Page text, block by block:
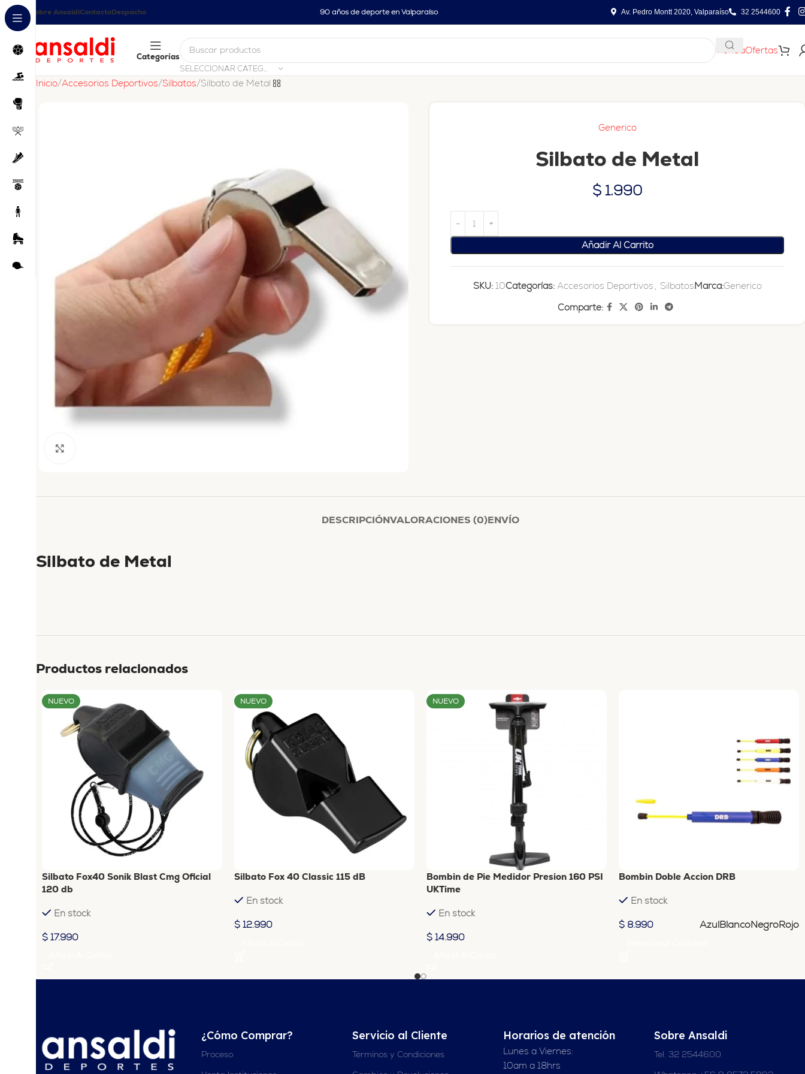
Sobre AnsaldiContactoDespacho 90 años de deporte en Valparaíso Av. Pedro Montt 2020, Valparaíso 32 2544600
Categorías
SELECCIONAR CATEGORÍA
TiendaOfertas
Inicio Accesorios Deportivos Silbatos Silbato de Metal
Generico
Silbato de Metal
$ 1.990
Añadir Al Carrito
SKU: 10Categorías: Accesorios Deportivos , SilbatosMarca:Generico
Comparte:
DESCRIPCIÓNVALORACIONES (0)ENVÍO
Silbato de Metal
Productos relacionados
NUEVO
Silbato Fox40 Sonik Blast Cmg Oficial
120 db
En stock
$ 17.990
NUEVO
Silbato Fox 40 Classic 115 dB
En stock
$ 12.990
NUEVO
Bombin de Pie Medidor Presion 160 PSI
UKTime
En stock
$ 14.990
Bombin Doble Accion DRB
En stock
$ 8.990 AzulBlancoNegroRojo
¿Cómo Comprar?
Proceso
Servicio al Cliente
Términos y Condiciones
Horarios de atención
Lunes a Viernes:
10am a 18hrs
Sobre Ansaldi
Tel. 32 2544600